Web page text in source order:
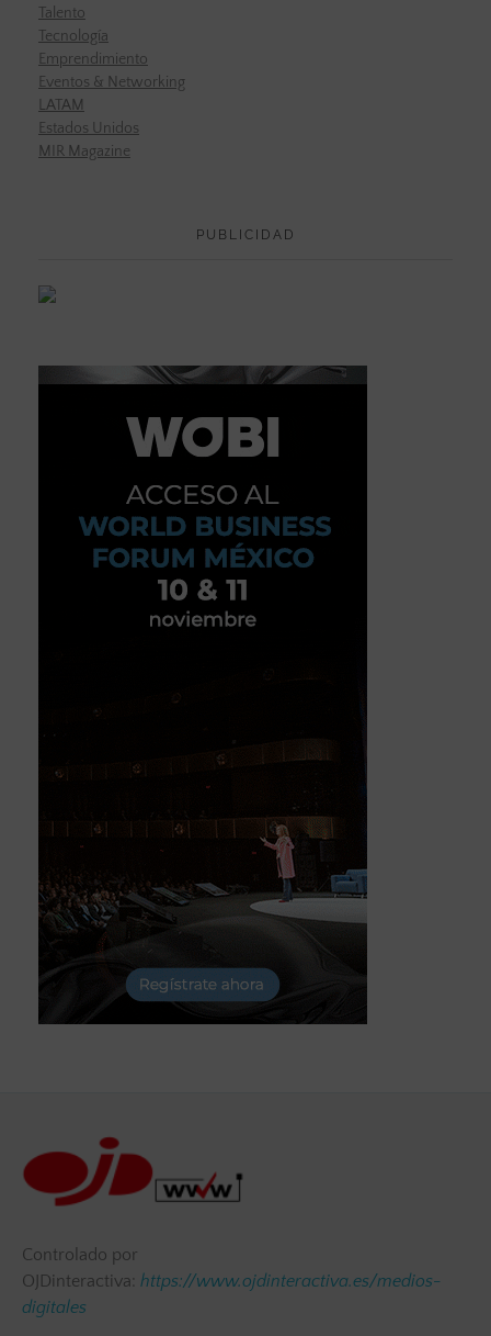
Talento
Tecnología
Emprendimiento
Eventos & Networking
LATAM
Estados Unidos
MIR Magazine
PUBLICIDAD
Controlado por
OJDinteractiva: https://www.ojdinteractiva.es/medios-
digitales